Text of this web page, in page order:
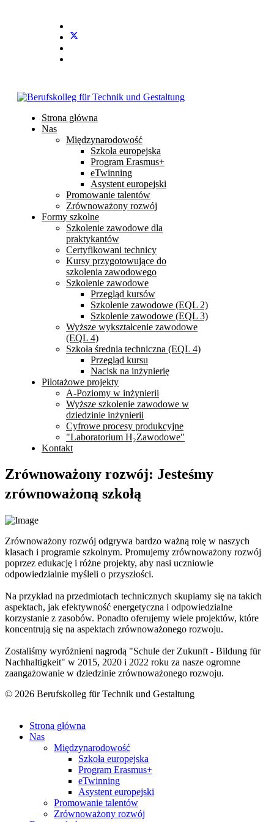
Strona główna
Nas
Międzynarodowość
Szkoła europejska
Program Erasmus+
eTwinning
Asystent europejski
Promowanie talentów
Zrównoważony rozwój
Formy szkolne
Szkolenie zawodowe dla
praktykantów
Certyfikowani technicy
Kursy przygotowujące do
szkolenia zawodowego
Szkolenie zawodowe
Przegląd kursów
Szkolenie zawodowe (EQL 2)
Szkolenie zawodowe (EQL 3)
Wyższe wykształcenie zawodowe
(EQL 4)
Szkoła średnia techniczna (EQL 4)
Przegląd kursu
Nacisk na inżynierię
Pilotażowe projekty
A-Poziomy w inżynierii
Wyższe szkolenie zawodowe w
dziedzinie inżynierii
Cyfrowe procesy produkcyjne
"Laboratorium H₂Zawodowe"
Kontakt
Zrównoważony rozwój: Jesteśmy
zrównoważoną szkołą
Zrównoważony rozwój odgrywa bardzo ważną rolę w naszych
klasach i programie szkolnym. Promujemy zrównoważony rozwój
poprzez edukację i różne projekty, aby nasi uczniowie
odpowiedzialnie myśleli o przyszłości.
Na przykład na przedmiotach technicznych skupiamy się na takich
aspektach, jak efektywność energetyczna i odpowiedzialne
korzystanie z zasobów. Ponadto oferujemy wiele projektów, które
koncentrują się na aspektach zrównoważonego rozwoju.
Zostaliśmy wyróżnieni nagrodą "Schule der Zukunft - Bildung für
Nachhaltigkeit" w 2015, 2020 i 2022 roku za nasze ogromne
zaangażowanie w dziedzinie zrównoważonego rozwoju.
© 2026 Berufskolleg für Technik und Gestaltung
Strona główna
Nas
Międzynarodowość
Szkoła europejska
Program Erasmus+
eTwinning
Asystent europejski
Promowanie talentów
Zrównoważony rozwój